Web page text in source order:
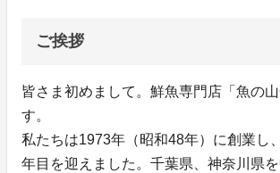
ご挨拶
皆さま初めまして。鮮魚専門店「魚の
す。
私たちは1973年（昭和48年）に創業し
年目を迎えました。千葉県、神奈川県